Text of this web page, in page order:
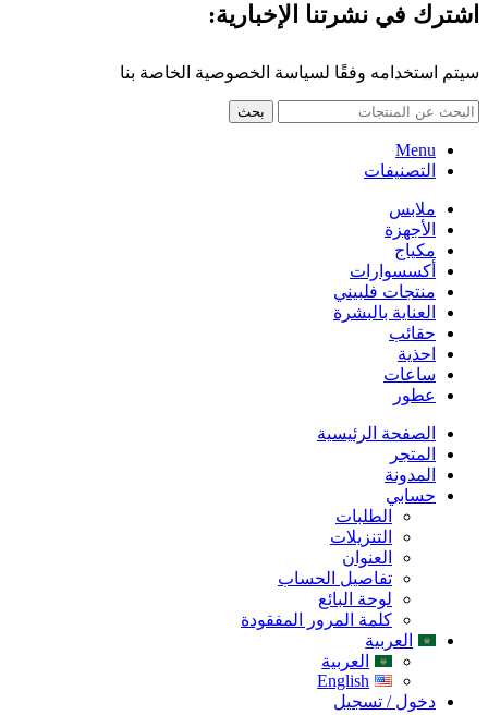
اشترك في نشرتنا الإخبارية:
سيتم استخدامه وفقًا لسياسة الخصوصية الخاصة بنا
بحث
Menu
التصنيفات
ملابس
الأجهزة
مكياج
أكسسوارات
منتجات فلبيني
العناية بالبشرة
حقائب
احذية
ساعات
عطور
الصفحة الرئيسية
المتجر
المدونة
حسابي
الطلبات
التنزيلات
العنوان
تفاصيل الحساب
لوحة البائع
كلمة المرور المفقودة
العربية
العربية
English
دخول / تسجيل